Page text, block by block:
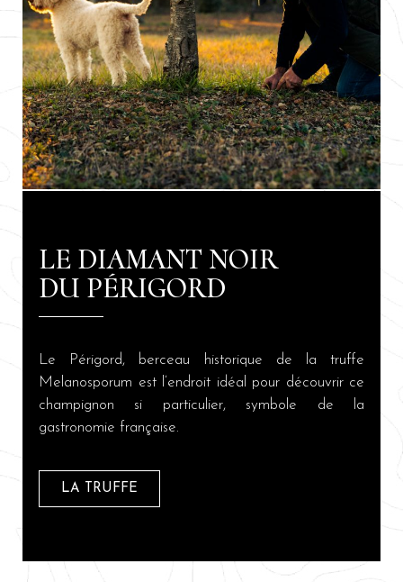
LE DIAMANT NOIR
DU PÉRIGORD
Le Périgord, berceau historique de la truffe
Melanosporum est l’endroit idéal pour découvrir ce
champignon si particulier, symbole de la
gastronomie française.
LA TRUFFE